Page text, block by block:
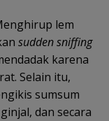
lem
sudden sniffing
karena
Selain itu,
sumsum
dan secara